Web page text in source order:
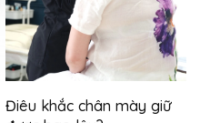
Điêu khắc chân mày giữ